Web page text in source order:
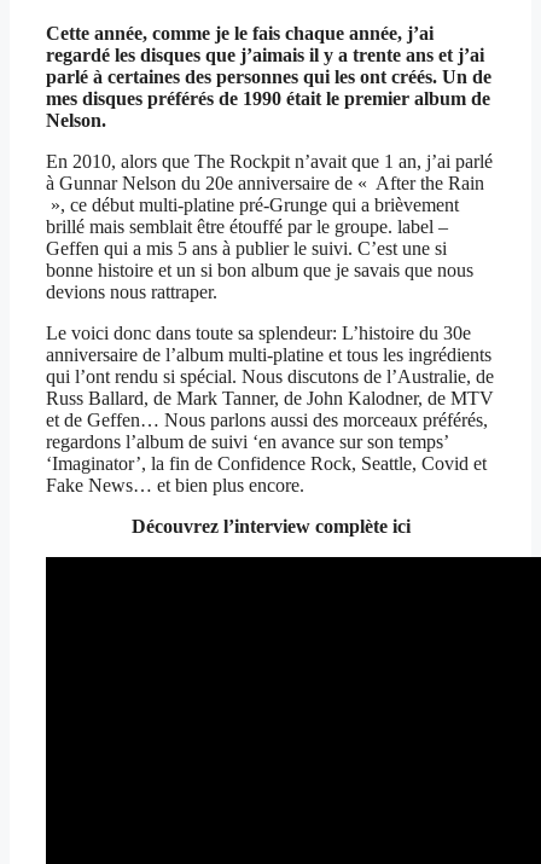
Cette année, comme je le fais chaque année, j’ai
regardé les disques que j’aimais il y a trente ans et j’ai
parlé à certaines des personnes qui les ont créés. Un de
mes disques préférés de 1990 était le premier album de
Nelson.
En 2010, alors que The Rockpit n’avait que 1 an, j’ai parlé
à Gunnar Nelson du 20e anniversaire de « After the Rain
», ce début multi-platine pré-Grunge qui a brièvement
brillé mais semblait être étouffé par le groupe. label –
Geffen qui a mis 5 ans à publier le suivi. C’est une si
bonne histoire et un si bon album que je savais que nous
devions nous rattraper.
Le voici donc dans toute sa splendeur: L’histoire du 30e
anniversaire de l’album multi-platine et tous les ingrédients
qui l’ont rendu si spécial. Nous discutons de l’Australie, de
Russ Ballard, de Mark Tanner, de John Kalodner, de MTV
et de Geffen… Nous parlons aussi des morceaux préférés,
regardons l’album de suivi ‘en avance sur son temps’
‘Imaginator’, la fin de Confidence Rock, Seattle, Covid et
Fake News… et bien plus encore.
Découvrez l’interview complète ici